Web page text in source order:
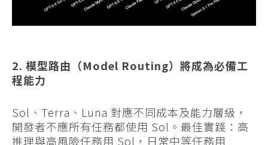
2. 模型路由（Model Routing）將成為必備工
程能力
Sol、Terra、Luna 對應不同成本及能力層級，
開發者不應所有任務都使用 Sol。最佳實踐：高
推理與高風險任務用 Sol，日常中等任務用